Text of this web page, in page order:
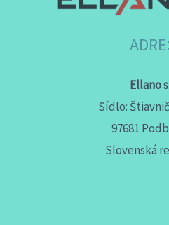
Ellano
Sídlo:
97681
Slovenská